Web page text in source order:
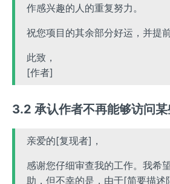
作感兴趣的人的重复努力。
祝您项目的其余部分好运，并提
此致，
[作者]
3.2 承认作者不再能够访问
亲爱的[复现者]，
感谢您仔细审查我的工作。我希
助，但不幸的是，由于[简要描述